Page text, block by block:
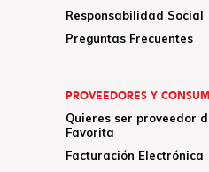
Responsabilidad Social
Preguntas Frecuentes
PROVEEDORES Y
Quieres ser proveedor
Favorita
Facturación Electrónica